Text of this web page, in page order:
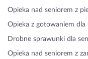
Opieka nad seniorem z
Opieka z gotowaniem dla
Drobne sprawunki dla
Opieka nad seniorem z